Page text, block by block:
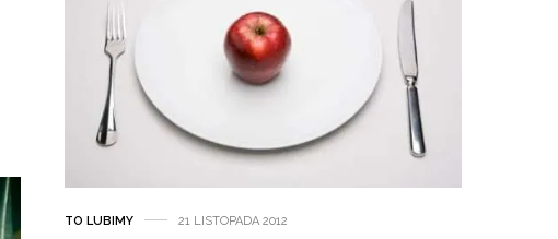
TO LUBIMY 21 LISTOPADA 2012